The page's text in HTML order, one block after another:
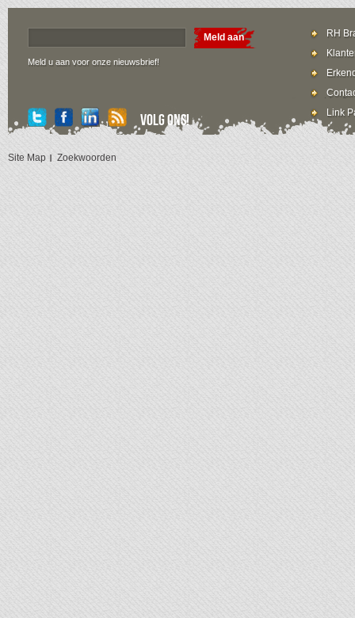
Meld aan
Meld u aan voor onze nieuwsbrief!
RH
Link
Volg ons!
Site Map Zoekwoorden